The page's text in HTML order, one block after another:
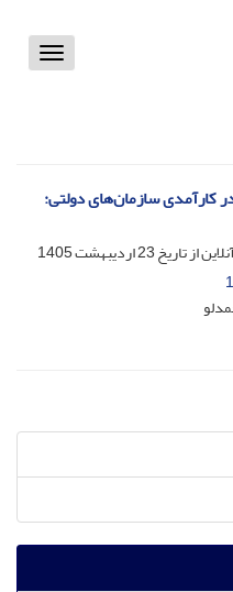
Toggle
کارآمدی سازمان‌های دولتی:
از تاریخ23 اردیبهشت 1405